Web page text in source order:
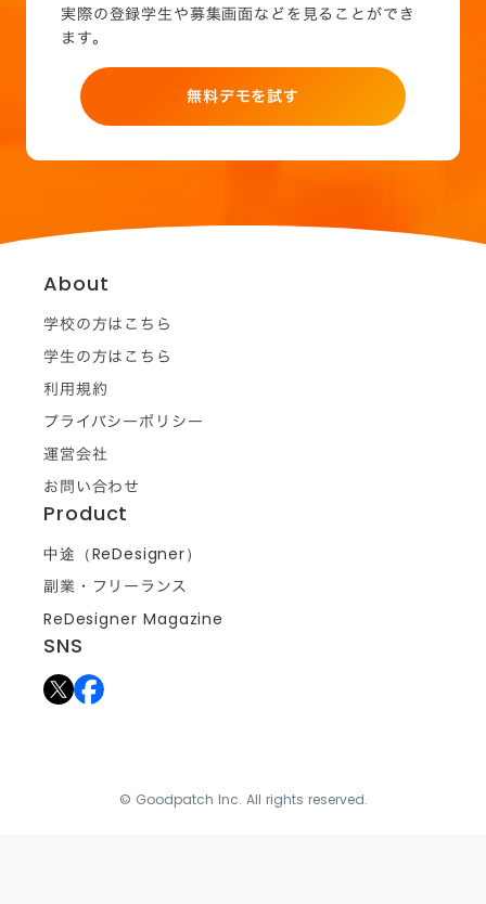
実際の登録学生や募集画面などを見ることができ
ます。
無料デモを試す
About
学校の方はこちら
学生の方はこちら
利用規約
プライバシーポリシー
運営会社
お問い合わせ
Product
中途（ReDesigner）
副業・フリーランス
ReDesigner Magazine
SNS
© Goodpatch Inc. All rights reserved.